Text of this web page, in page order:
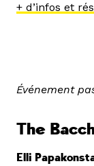
+ d’infos et
Événement
The
Elli